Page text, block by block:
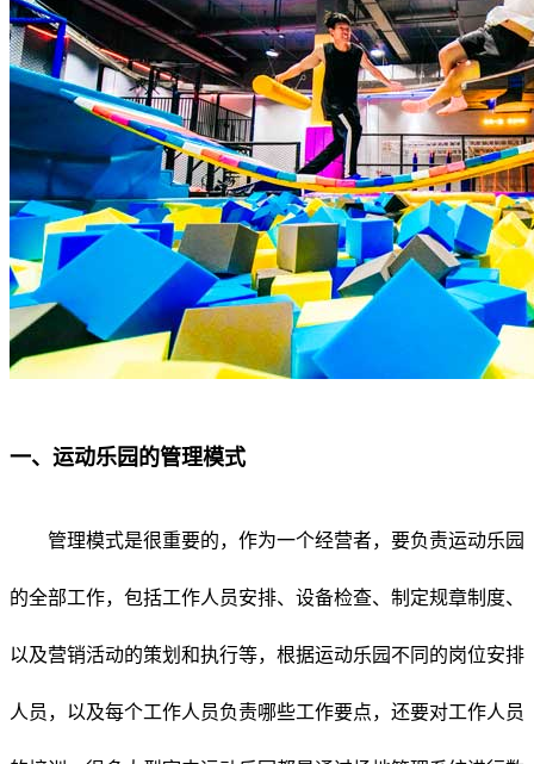
一、运动乐园的管理模式
管理模式是很重要的，作为一个经营者，要负责运动乐园
的全部工作，包括工作人员安排、设备检查、制定规章制度、
以及营销活动的策划和执行等，根据运动乐园不同的岗位安排
人员，以及每个工作人员负责哪些工作要点，还要对工作人员